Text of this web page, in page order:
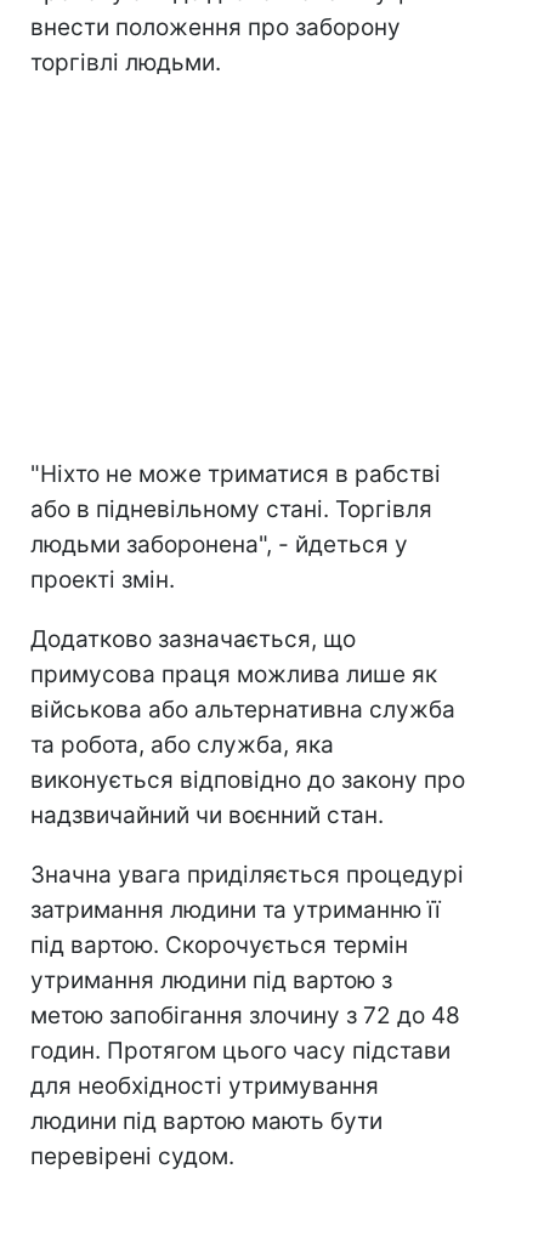
внести положення про заборону
торгівлі людьми.
"Ніхто не може триматися в рабстві
або в підневільному стані. Торгівля
людьми заборонена", - йдеться у
проекті змін.
Додатково зазначається, що
примусова праця можлива лише як
військова або альтернативна служба
та робота, або служба, яка
виконується відповідно до закону про
надзвичайний чи воєнний стан.
Значна увага приділяється процедурі
затримання людини та утриманню її
під вартою. Скорочується термін
утримання людини під вартою з
метою запобігання злочину з 72 до 48
годин. Протягом цього часу підстави
для необхідності утримування
людини під вартою мають бути
перевірені судом.